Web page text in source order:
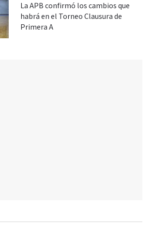
La APB confirmó los cambios que
habrá en el Torneo Clausura de
Primera A